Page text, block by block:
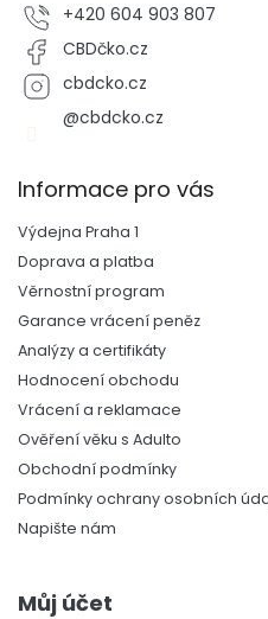
+420 604 903 807
CBDčko.cz
cbdcko.cz
@cbdcko.cz
Informace pro vás
Výdejna Praha 1
Doprava a platba
Věrnostní program
Garance vrácení peněz
Analýzy a certifikáty
Hodnocení obchodu
Vrácení a reklamace
Ověření věku s Adulto
Obchodní podmínky
Podmínky ochrany osobních
Napište nám
Můj účet